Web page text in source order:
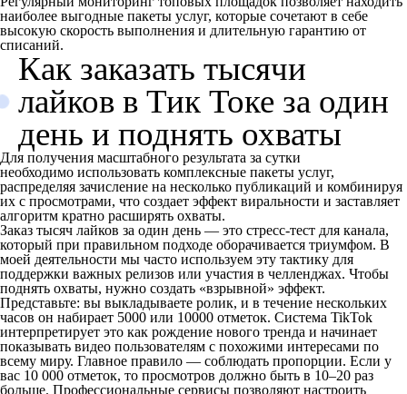
наиболее выгодные пакеты услуг, которые сочетают в себе
высокую скорость выполнения и длительную гарантию от
списаний.
Как заказать тысячи
лайков в Тик Токе за один
день и поднять охваты
Для получения масштабного результата за сутки
необходимо использовать комплексные пакеты услуг,
распределяя зачисление на несколько публикаций и комбинируя
их с просмотрами, что создает эффект виральности и заставляет
алгоритм кратно расширять охваты.
Заказ тысяч лайков за один день — это стресс-тест для канала,
который при правильном подходе оборачивается триумфом. В
моей деятельности мы часто используем эту тактику для
поддержки важных релизов или участия в челленджах. Чтобы
поднять охваты, нужно создать «взрывной» эффект.
Представьте: вы выкладываете ролик, и в течение нескольких
часов он набирает 5000 или 10000 отметок. Система TikTok
интерпретирует это как рождение нового тренда и начинает
показывать видео пользователям с похожими интересами по
всему миру. Главное правило — соблюдать пропорции. Если у
вас 10 000 отметок, то просмотров должно быть в 10–20 раз
больше. Профессиональные сервисы позволяют настроить